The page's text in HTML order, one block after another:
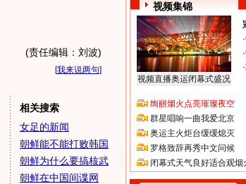
(责任编辑：刘波)
[我来说两句]
相关搜索
女足的新闻
朝鲜能不能打败韩国
朝鲜为什么要搞核武
朝鲜在中国间谍网
视频集锦
视频直播奥运闭幕式盛况
·
·
·
绚丽烟火点亮璀璨夜空
群星唱响一曲我爱北京
奥运主火炬台缓缓熄灭
罗格致辞再秀中文问候
闭幕式天气良好适合观烟